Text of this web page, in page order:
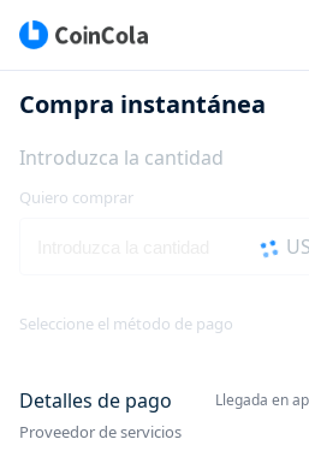
Compra instantánea
Introduzca la cantidad
Quiero comprar
Seleccione el método de pago
Detalles de pago Llegada en
Proveedor de servicios